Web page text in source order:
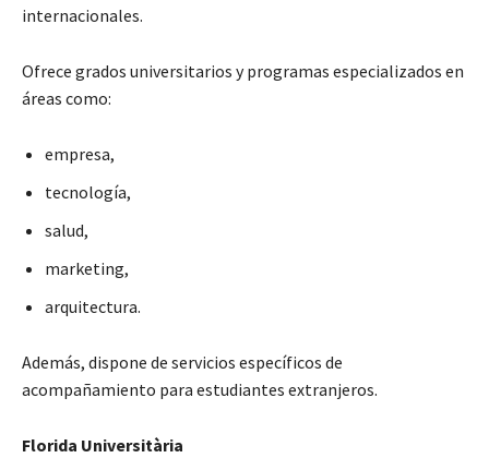
internacionales.
Ofrece grados universitarios y programas especializados en
áreas como:
empresa,
tecnología,
salud,
marketing,
arquitectura.
Además, dispone de servicios específicos de
acompañamiento para estudiantes extranjeros.
Florida Universitària